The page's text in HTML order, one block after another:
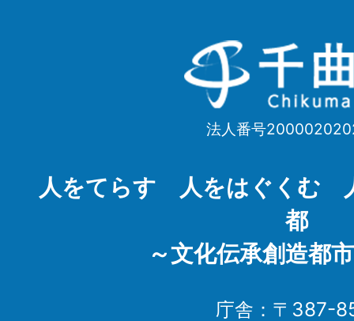
千
曲
Chikuma
法人番号
人をてらす 人をはぐくむ
都
～文化伝承創造都
庁舎：〒387-